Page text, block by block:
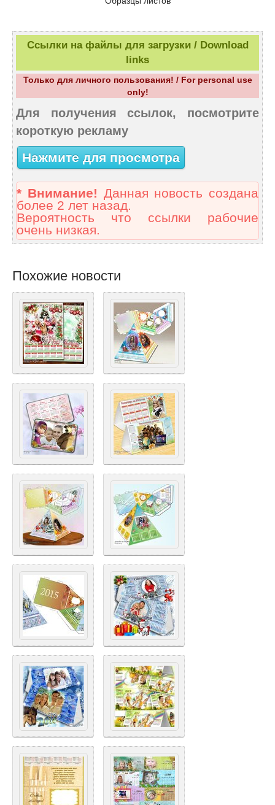
Ссылки на файлы для загрузки / Download
links
Только для личного пользования! / For personal use
only!
Для получения ссылок, посмотрите
короткую рекламу
Нажмите для просмотра
* Внимание! Данная новость создана
более 2 лет назад.
Вероятность что ссылки рабочие
очень низкая.
Похожие новости